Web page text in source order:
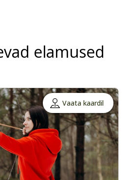
elamused
Vaata kaardil